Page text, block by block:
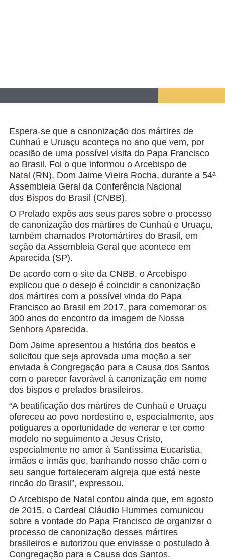
Espera-se que a canonização dos mártires de
Cunhaú e Uruaçu aconteça no ano que vem, por
ocasião de uma possível visita do Papa Francisco
ao Brasil. Foi o que informou o Arcebispo de
Natal (RN), Dom Jaime Vieira Rocha, durante a 54ª
Assembleia Geral da Conferência Nacional
dos Bispos do Brasil (CNBB).
O Prelado expôs aos seus pares sobre o processo
de canonização dos mártires de Cunhaú e Uruaçu,
também chamados Protomártires do Brasil, em
seção da Assembleia Geral que acontece em
Aparecida (SP).
De acordo com o site da CNBB, o Arcebispo
explicou que o desejo é coincidir a canonização
dos mártires com a possível vinda do Papa
Francisco ao Brasil em 2017, para comemorar os
300 anos do encontro da imagem de Nossa
Senhora Aparecida.
Dom Jaime apresentou a história dos beatos e
solicitou que seja aprovada uma moção a ser
enviada à Congregação para a Causa dos Santos
com o parecer favorável à canonização em nome
dos bispos e prelados brasileiros.
“A beatificação dos mártires de Cunhaú e Uruaçu
ofereceu ao povo nordestino e, especialmente, aos
potiguares a oportunidade de venerar e ter como
modelo no seguimento a Jesus Cristo,
especialmente no amor à Santíssima Eucaristia,
irmãos e irmãs que, banhando nosso chão com o
seu sangue fortaleceram aIgreja que está neste
rincão do Brasil”, expressou.
O Arcebispo de Natal contou ainda que, em agosto
de 2015, o Cardeal Cláudio Hummes comunicou
sobre a vontade do Papa Francisco de organizar o
processo de canonização desses mártires
brasileiros e autorizou que enviasse o postulado à
Congregação para a Causa dos Santos.